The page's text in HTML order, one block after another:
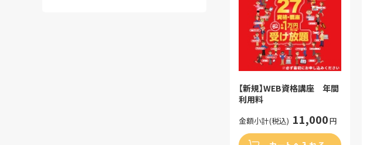
【新規】WEB資格講座 年間
利用料
金額小計(税込) 11,000円